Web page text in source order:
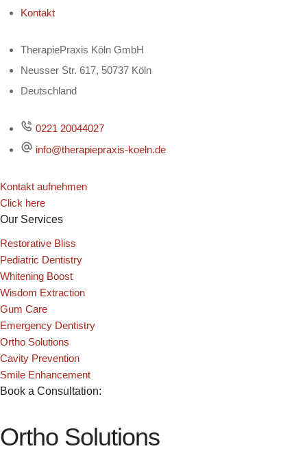
Kontakt
TherapiePraxis Köln GmbH
Neusser Str. 617, 50737 Köln
Deutschland
0221 20044027
info@therapiepraxis-koeln.de
Kontakt aufnehmen
Click here
Our Services
Restorative Bliss
Pediatric Dentistry
Whitening Boost
Wisdom Extraction
Gum Care
Emergency Dentistry
Ortho Solutions
Cavity Prevention
Smile Enhancement
Book a Consultation:
Ortho Solutions